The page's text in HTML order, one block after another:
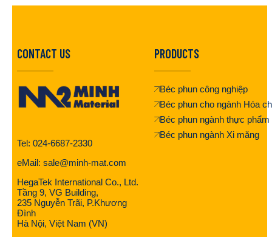
CONTACT US
Tel: 024-6687-2330
eMail: sale@minh-mat.com
HegaTek International Co., Ltd.
Tầng 9, VG Building,
235 Nguyễn Trãi, P.Khương
Đình
Hà Nội, Việt Nam (VN)
PRODUCTS
Béc phun công nghiệp
Béc phun cho ngành Hóa
Béc phun ngành thực phẩm
Béc phun ngành Xi măng